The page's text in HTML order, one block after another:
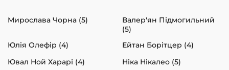
Мирослава Чорна (5)
Валер'ян Підмогильний
(5)
Юлія Олефір (4)
Ейтан Борітцер (4)
Ювал Ной Харарі (4)
Ніка Нікалео (5)